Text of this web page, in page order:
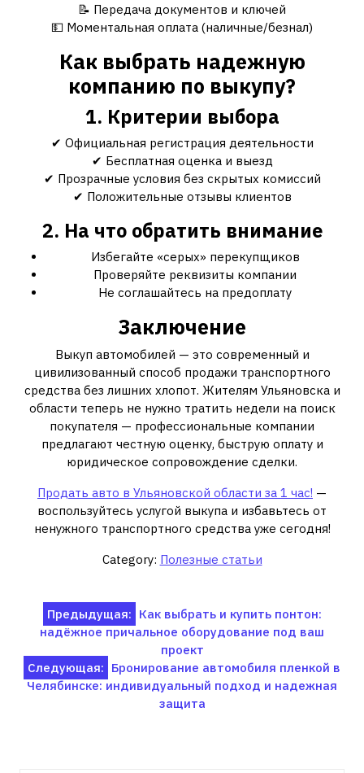
📝 Передача документов и ключей
💵 Моментальная оплата (наличные/безнал)
Как выбрать надежную
компанию по выкупу?
1. Критерии выбора
✔ Официальная регистрация деятельности
✔ Бесплатная оценка и выезд
✔ Прозрачные условия без скрытых комиссий
✔ Положительные отзывы клиентов
2. На что обратить внимание
Избегайте «серых» перекупщиков
Проверяйте реквизиты компании
Не соглашайтесь на предоплату
Заключение
Выкуп автомобилей — это современный и
цивилизованный способ продажи транспортного
средства без лишних хлопот. Жителям Ульяновска и
области теперь не нужно тратить недели на поиск
покупателя — профессиональные компании
предлагают честную оценку, быструю оплату и
юридическое сопровождение сделки.
Продать авто в Ульяновской области за 1 час! —
воспользуйтесь услугой выкупа и избавьтесь от
ненужного транспортного средства уже сегодня!
Category: Полезные статьи
Навигация
по
записям
Предыдущая: Как выбрать и купить понтон:
надёжное причальное оборудование под ваш
проект
Следующая: Бронирование автомобиля пленкой в
Челябинске: индивидуальный подход и надежная
защита